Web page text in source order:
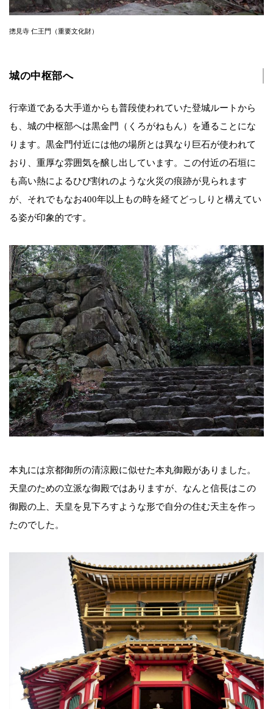
摠見寺 仁王門（重要文化財）
城の中枢部へ
行幸道である大手道からも普段使われていた登城ルートから
も、城の中枢部へは黒金門（くろがねもん）を通ることにな
ります。黒金門付近には他の場所とは異なり巨石が使われて
おり、重厚な雰囲気を醸し出しています。この付近の石垣に
も高い熱によるひび割れのような火災の痕跡が見られます
が、それでもなお400年以上もの時を経てどっしりと構えてい
る姿が印象的です。
本丸には京都御所の清涼殿に似せた本丸御殿がありました。
天皇のための立派な御殿ではありますが、なんと信長はこの
御殿の上、天皇を見下ろすような形で自分の住む天主を作っ
たのでした。